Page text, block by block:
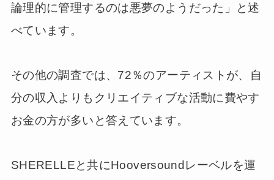
論理的に管理するのは悪夢のようだった」と述
べています。
その他の調査では、72％のアーティストが、自
分の収入よりもクリエイティブな活動に費やす
お金の方が多いと答えています。
SHERELLEと共にHooversoundレーベルを運